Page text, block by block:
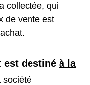
collectée, qui
de vente est
est destiné à la
société